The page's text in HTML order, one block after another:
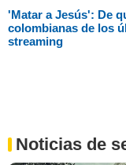
'Matar a Jesús': De
colombianas de los
streaming
Noticias de